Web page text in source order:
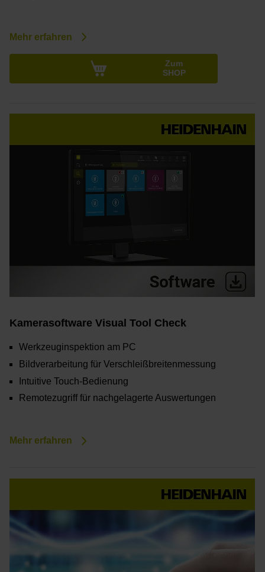
Mehr erfahren
Zum
SHOP
Kamerasoftware Visual Tool Check
Werkzeuginspektion am PC
Bildverarbeitung für Verschleißbreitenmessung
Intuitive Touch-Bedienung
Remotezugriff für nachgelagerte Auswertungen
Mehr erfahren